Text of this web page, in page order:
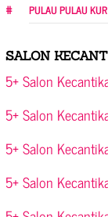
PULAU PULAU
SALON
5+ Salon
5+ Salon
5+ Salon
5+ Salon